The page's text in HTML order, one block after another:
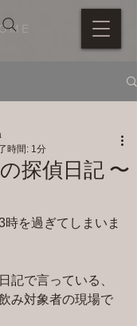
の探偵日記 〜
時間: 1分
時を過ぎてしまいま
記で言っている、
み対象者の現場で